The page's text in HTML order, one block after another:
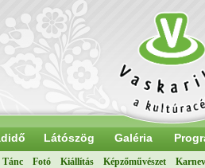
Látószög Galéria
Tánc Fotó Kiállítás Képzőművészet